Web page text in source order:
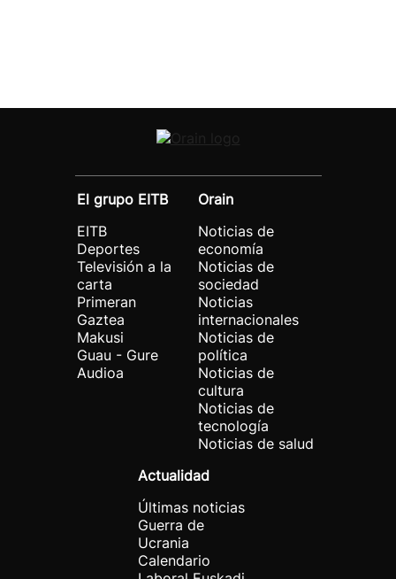
El grupo EITB
EITB
Deportes
Televisión a la
carta
Primeran
Gaztea
Makusi
Guau - Gure
Audioa
Orain
Noticias de
economía
Noticias de
sociedad
Noticias
internacionales
Noticias de
política
Noticias de
cultura
Noticias de
tecnología
Noticias de salud
Actualidad
Últimas noticias
Guerra de
Ucrania
Calendario